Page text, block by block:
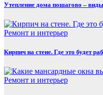
Утепление дома пошагово –
Ремонт и интерьер
Кирпич на стене. Где это будет
Ремонт и интерьер